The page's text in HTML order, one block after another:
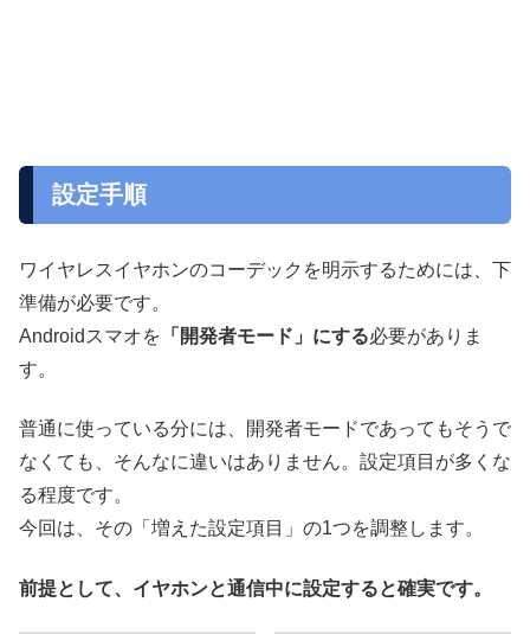
設定手順
ワイヤレスイヤホンのコーデックを明示するためには、下
準備が必要です。
Androidスマオを 「開発者モード」にする必要がありま
す。
普通に使っている分には、開発者モードであってもそうで
なくても、そんなに違いはありません。設定項目が多くな
る程度です。
今回は、その「増えた設定項目」の1つを調整します。
前提として、イヤホンと通信中に設定すると確実です。